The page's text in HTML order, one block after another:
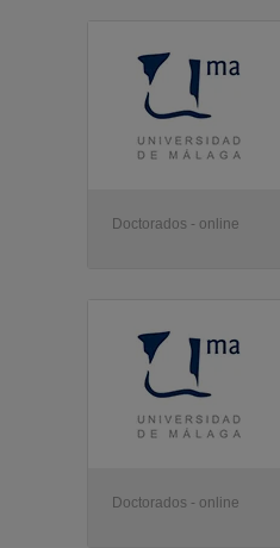
Doctorados - online
Doctorados - online